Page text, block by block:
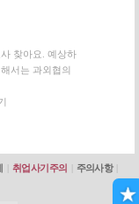
찾아요. 예상하
서는 과외협의
취업사기주의 주의사항